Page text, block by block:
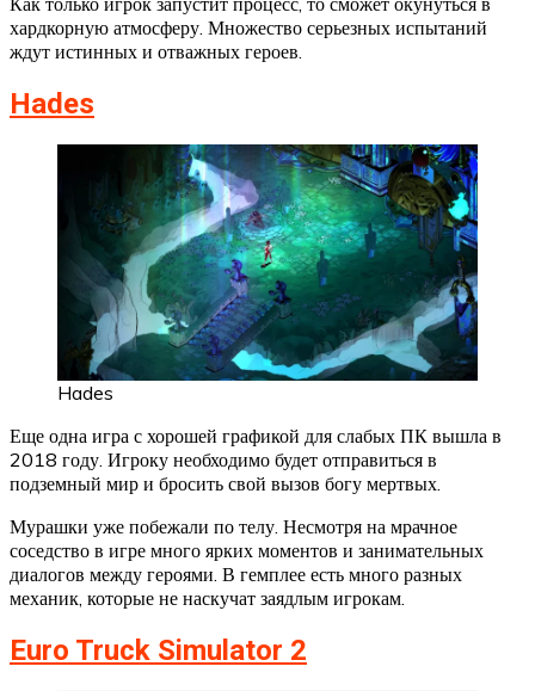
хардкорную атмосферу. Множество серьезных испытаний
ждут истинных и отважных героев.
Hades
Hades
Еще одна игра с хорошей графикой для слабых ПК вышла в
2018 году. Игроку необходимо будет отправиться в
подземный мир и бросить свой вызов богу мертвых.
Мурашки уже побежали по телу. Несмотря на мрачное
соседство в игре много ярких моментов и занимательных
диалогов между героями. В гемплее есть много разных
механик, которые не наскучат заядлым игрокам.
Euro Truck Simulator 2